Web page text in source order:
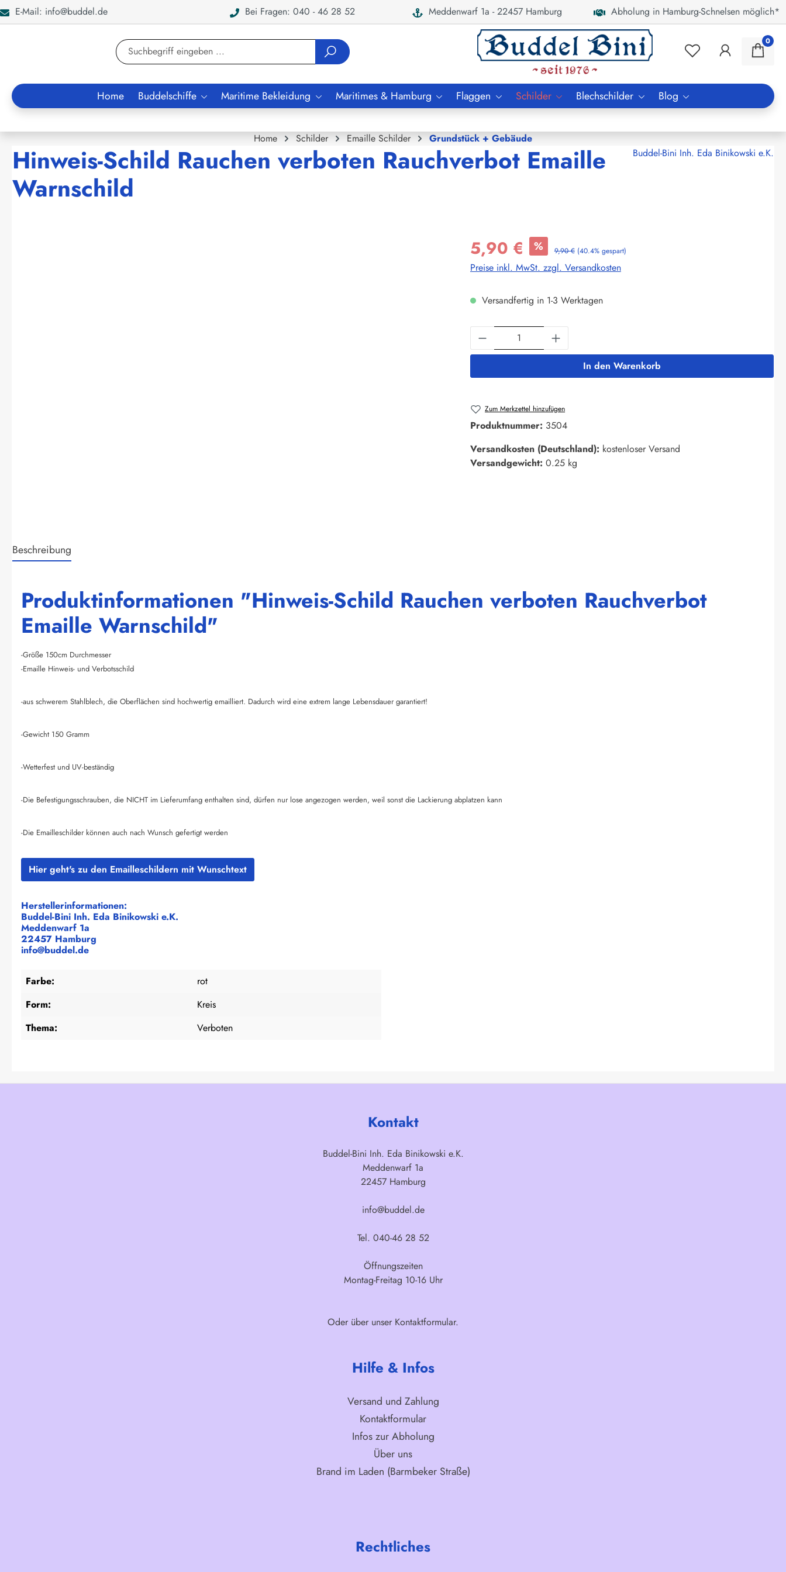
Zur Suche springen
E-Mail: info@buddel.de Bei Fragen: 040 - 46 28 52 Meddenwarf 1a - 22457 Hamburg Abholung in Hamburg-Schnelsen möglich*
0
Home Buddelschiffe Maritime Bekleidung Maritimes & Hamburg Flaggen Schilder Blechschilder Blog
Home Schilder Emaille Schilder Grundstück + Gebäude
Hinweis-Schild Rauchen verboten Rauchverbot Emaille
Warnschild
Buddel-Bini Inh. Eda Binikowski e.K.
5,90 € % 9,90 € (40.4% gespart)
Preise inkl. MwSt. zzgl. Versandkosten
Versandfertig in 1-3 Werktagen
Produkt Anzahl: Gib den gewünschten Wert ein
In den Warenkorb
Zum Merkzettel hinzufügen
Produktnummer: 3504
Versandkosten (Deutschland): kostenloser Versand
Versandgewicht: 0.25 kg
Beschreibung
Produktinformationen "Hinweis-Schild Rauchen verboten Rauchverbot
Emaille Warnschild"
-Größe 150cm Durchmesser
-Emaille Hinweis- und Verbotsschild
-aus schwerem Stahlblech, die Oberflächen sind hochwertig emailliert. Dadurch wird eine extrem lange Lebensdauer garantiert!
-Gewicht 150 Gramm
-Wetterfest und UV-beständig
-Die Befestigungsschrauben, die NICHT im Lieferumfang enthalten sind, dürfen nur lose angezogen werden, weil sonst die Lackierung abplatzen kann
-Die Emailleschilder können auch nach Wunsch gefertigt werden
Hier geht's zu den Emailleschildern mit Wunschtext
Herstellerinformationen:
Buddel-Bini Inh. Eda Binikowski e.K.
Meddenwarf 1a
22457 Hamburg
info@buddel.de
Farbe:
rot
Form:
Kreis
Thema:
Verboten
Kontakt
Buddel-Bini Inh. Eda Binikowski e.K.
Meddenwarf 1a
22457 Hamburg
info@buddel.de
Tel. 040-46 28 52
Öffnungszeiten
Montag-Freitag 10-16 Uhr
Oder über unser Kontaktformular.
Hilfe & Infos
Versand und Zahlung
Kontaktformular
Infos zur Abholung
Über uns
Brand im Laden (Barmbeker Straße)
Rechtliches